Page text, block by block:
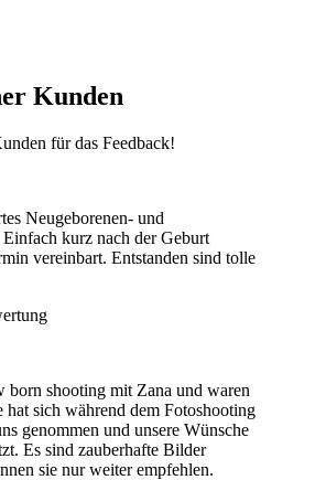
Kunden
für das Feedback!
Neugeborenen- und
kurz nach der Geburt
vereinbart. Entstanden sind tolle
born shooting mit Zana und waren
hat sich während dem Fotoshooting
genommen und unsere Wünsche
Es sind zauberhafte Bilder
sie nur weiter empfehlen.